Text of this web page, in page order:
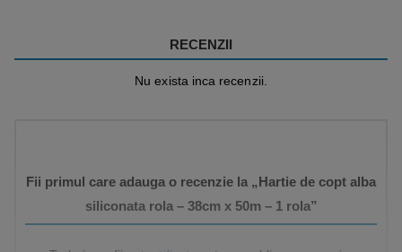
RECENZII
Nu exista inca recenzii.
Fii primul care adauga o recenzie la „Hartie de copt alba
siliconata rola – 38cm x 50m – 1 rola”